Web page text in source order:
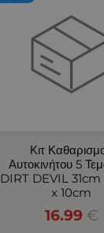
Κιτ
Αυτοκινήτου 5
DIRT DEVIL 31cm
x 10cm
16.99 €